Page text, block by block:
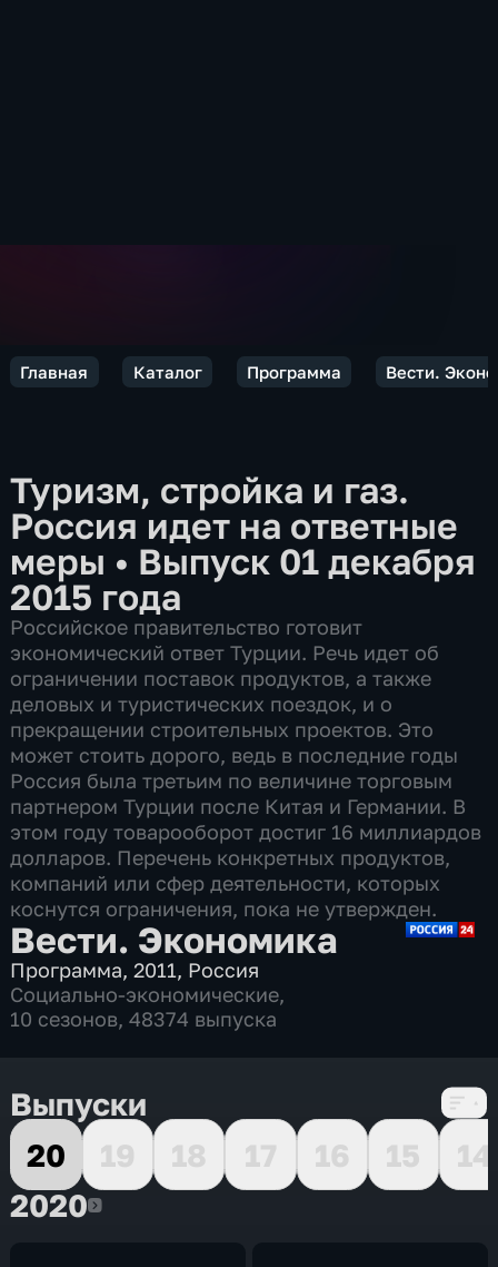
Главная Каталог Программа Вести.
Туризм, стройка и газ.
Россия идет на ответные
меры • Выпуск 01 декабря
2015 года
Российское правительство готовит
экономический ответ Турции. Речь идет об
ограничении поставок продуктов, а также
деловых и туристических поездок, и о
прекращении строительных проектов. Это
может стоить дорого, ведь в последние годы
Россия была третьим по величине торговым
партнером Турции после Китая и Германии. В
этом году товарооборот достиг 16 миллиардов
долларов. Перечень конкретных продуктов,
компаний или сфер деятельности, которых
коснутся ограничения, пока не утвержден.
Вести. Экономика
Программа,2011, Россия
Социально-экономические,
10 сезонов, 48374 выпуска
Выпуски
20
19 18 17 16 15
14
20202020